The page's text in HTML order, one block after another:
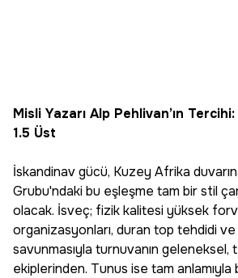
Misli Yazarı Alp Pehlivan’ın
1.5 Üst
İskandinav gücü, Kuzey Afrika
Grubu'ndaki bu eşleşme tam bir stil
olacak. İsveç; fizik kalitesi yüksek
organizasyonları, duran top tehdidi ve
savunmasıyla turnuvanın geleneksel,
ekiplerinden. Tunus ise tam anlamıyla